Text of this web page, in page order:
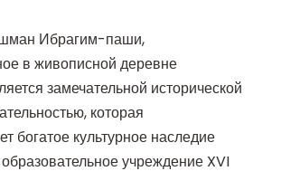
Ибрагим-паши,
в живописной деревне
замечательной исторической
которая
богатое культурное наследие
учреждение XVI